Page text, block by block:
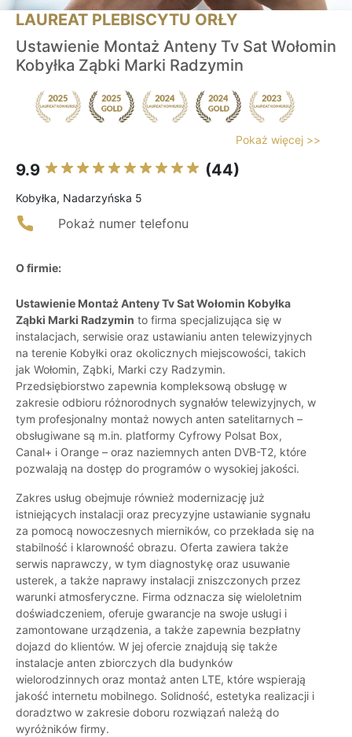
LAUREAT PLEBISCYTU ORŁY
Ustawienie Montaż Anteny Tv Sat Wołomin
Kobyłka Ząbki Marki Radzymin
Pokaż więcej >>
9.9 (44)
Kobyłka, Nadarzyńska 5
Pokaż numer telefonu
O firmie:
Ustawienie Montaż Anteny Tv Sat Wołomin Kobyłka
Ząbki Marki Radzymin to firma specjalizująca się w
instalacjach, serwisie oraz ustawianiu anten telewizyjnych
na terenie Kobyłki oraz okolicznych miejscowości, takich
jak Wołomin, Ząbki, Marki czy Radzymin.
Przedsiębiorstwo zapewnia kompleksową obsługę w
zakresie odbioru różnorodnych sygnałów telewizyjnych, w
tym profesjonalny montaż nowych anten satelitarnych –
obsługiwane są m.in. platformy Cyfrowy Polsat Box,
Canal+ i Orange – oraz naziemnych anten DVB-T2, które
pozwalają na dostęp do programów o wysokiej jakości.
Zakres usług obejmuje również modernizację już
istniejących instalacji oraz precyzyjne ustawianie sygnału
za pomocą nowoczesnych mierników, co przekłada się na
stabilność i klarowność obrazu. Oferta zawiera także
serwis naprawczy, w tym diagnostykę oraz usuwanie
usterek, a także naprawy instalacji zniszczonych przez
warunki atmosferyczne. Firma odznacza się wieloletnim
doświadczeniem, oferuje gwarancje na swoje usługi i
zamontowane urządzenia, a także zapewnia bezpłatny
dojazd do klientów. W jej ofercie znajdują się także
instalacje anten zbiorczych dla budynków
wielorodzinnych oraz montaż anten LTE, które wspierają
jakość internetu mobilnego. Solidność, estetyka realizacji i
doradztwo w zakresie doboru rozwiązań należą do
wyróżników firmy.